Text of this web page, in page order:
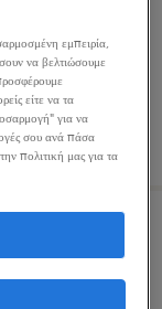
εμπειρία,
να βελτιώσουμε
είτε να τα
για να
σου ανά πάσα
πολιτική μας για τα